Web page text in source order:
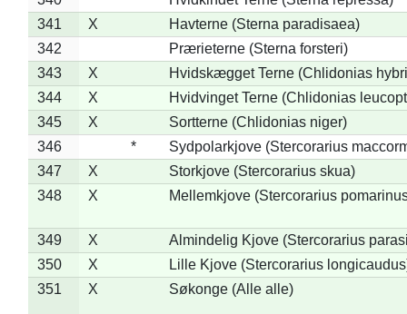
341
X
Havterne (Sterna paradisaea)
342
Prærieterne (Sterna forsteri)
343
X
Hvidskægget Terne (Chlidonias
344
X
Hvidvinget Terne (Chlidonias
345
X
Sortterne (Chlidonias niger)
346
*
Sydpolarkjove (Stercorarius
347
X
Storkjove (Stercorarius skua)
348
X Mellemkjove (Stercorarius
349 X
Almindelig Kjove (Stercorarius
350
X
Lille Kjove (Stercorarius
351
X Søkonge (Alle alle)